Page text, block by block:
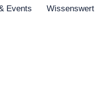
Events Wissenswert